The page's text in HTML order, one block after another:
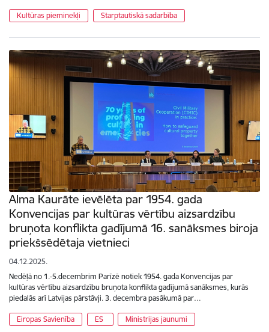
Kultūras pieminekļi Starptautiskā sadarbība
Alma Kaurāte ievēlēta par 1954. gada
Konvencijas par kultūras vērtību aizsardzību
bruņota konflikta gadījumā 16. sanāksmes biroja
priekšsēdētaja vietnieci
04.12.2025.
Nedēļā no 1.-5.decembrim Parīzē notiek 1954. gada Konvencijas par
kultūras vērtību aizsardzību bruņota konflikta gadījumā sanāksmes, kurās
piedalās arī Latvijas pārstāvji. 3. decembra pasākumā par…
Eiropas Savienība ES Ministrijas jaunumi